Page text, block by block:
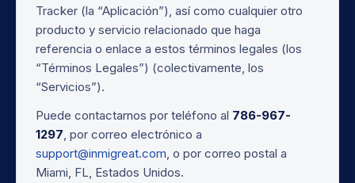
Tracker (la “Aplicación”), así como cualquier otro
producto y servicio relacionado que haga
referencia o enlace a estos términos legales (los
“Términos Legales”) (colectivamente, los
“Servicios”).
Puede contactarnos por teléfono al 786-967-
1297, por correo electrónico a
support@inmigreat.com, o por correo postal a
Miami, FL, Estados Unidos.